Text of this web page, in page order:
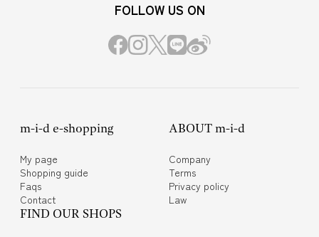
FOLLOW US ON
m-i-d e-shopping
My page
Shopping guide
Faqs
Contact
ABOUT m-i-d
Company
Terms
Privacy policy
Law
FIND OUR SHOPS